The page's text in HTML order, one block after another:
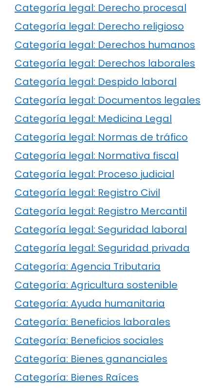
Categoría legal: Derecho procesal
Categoría legal: Derecho religioso
Categoría legal: Derechos humanos
Categoría legal: Derechos laborales
Categoría legal: Despido laboral
Categoría legal: Documentos legales
Categoría legal: Medicina Legal
Categoría legal: Normas de tráfico
Categoría legal: Normativa fiscal
Categoría legal: Proceso judicial
Categoría legal: Registro Civil
Categoría legal: Registro Mercantil
Categoría legal: Seguridad laboral
Categoría legal: Seguridad privada
Categoría: Agencia Tributaria
Categoría: Agricultura sostenible
Categoría: Ayuda humanitaria
Categoría: Beneficios laborales
Categoría: Beneficios sociales
Categoría: Bienes gananciales
Categoría: Bienes Raíces